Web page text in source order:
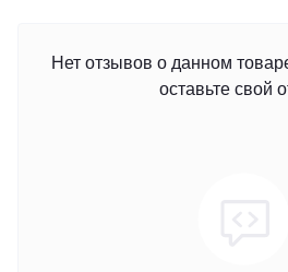
Нет отзывов о данном
оставьте свой